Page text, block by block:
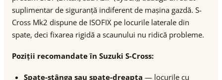
suplimentar de siguranță indiferent de mașina gazdă. S-
Cross Mk2 dispune de ISOFIX pe locurile laterale din
spate, deci fixarea rigidă a scaunului nu ridică probleme.
Poziții recomandate în Suzuki S-Cross:
Spate-stânga sau spate-dreapta — locurile cu